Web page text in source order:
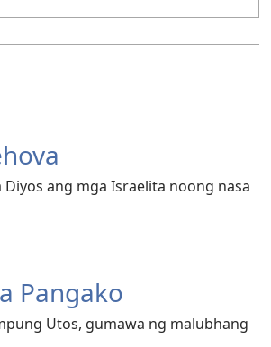
ang mga Israelita noong nasa
Pangako
Utos, gumawa ng malubhang